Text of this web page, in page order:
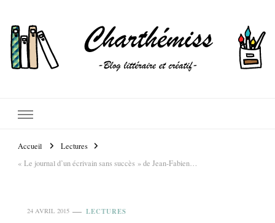
Accueil
Lectures
« Le journal d’un écrivain sans succès » de Jean-Fabien…
24 AVRIL 2015 LECTURES